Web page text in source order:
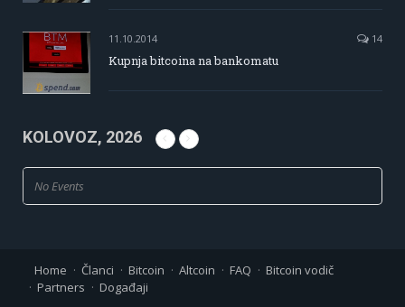
11.10.2014 14
Kupnja bitcoina na bankomatu
KOLOVOZ, 2026
No Events
Home Članci Bitcoin Altcoin FAQ
Bitcoin vodič
Partners
Događaji